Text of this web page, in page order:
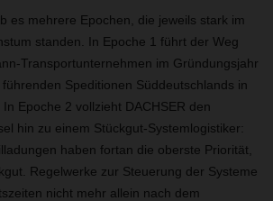
es mehrere Epochen, die jeweils stark im
standen. In Epoche 1 führt der Weg
Transportunternehmen im Gründungsjahr
Speditionen Süddeutschlands in
Epoche 2 vollzieht DACHSER den
hin zu einem Stückgut-Systemlogistiker:
haben fortan die oberste Priorität,
Regelwerke zur Steuerung der Systeme
nicht mehr allein nach dem